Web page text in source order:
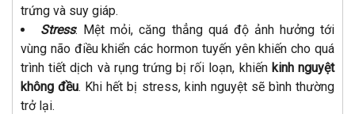
trứng và suy giáp.
Stress: Mệt mỏi, căng thẳng quá độ ảnh hưởng tới
vùng não điều khiển các hormon tuyến yên khiến cho quá
trình tiết dịch và rụng trứng bị rối loạn, khiến kinh nguyệt
không đều. Khi hết bị stress, kinh nguyệt sẽ bình thường
trở lại.